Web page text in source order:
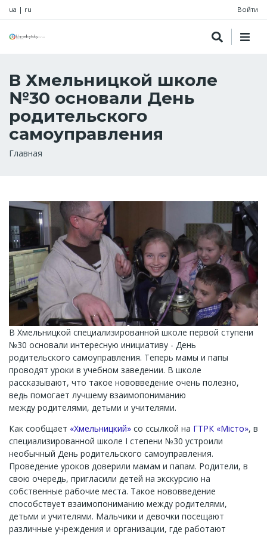
ua | ru Войти
В Хмельницкой школе
№30 основали День
родительского
самоуправления
Строка
Главная
В Хмельницкой специализированной школе первой ступени
№30 основали интересную инициативу - День
родительского самоуправления. Теперь мамы и папы
проводят уроки в учебном заведении. В школе
рассказывают, что такое нововведение очень полезно,
ведь помогает лучшему взаимопониманию
между родителями, детьми и учителями.
Как сообщает «Хмельницкий» со ссылкой на ГТРК «Місто», в
специализированной школе I степени №30 устроили
необычный День родительского самоуправления.
Проведение уроков доверили мамам и папам. Родители, в
свою очередь, пригласили детей на экскурсию на
собственные рабочие места. Такое нововведение
способствует взаимопониманию между родителями,
детьми и учителями. Мальчики и девочки посещают
различные учреждения и организации, где работают